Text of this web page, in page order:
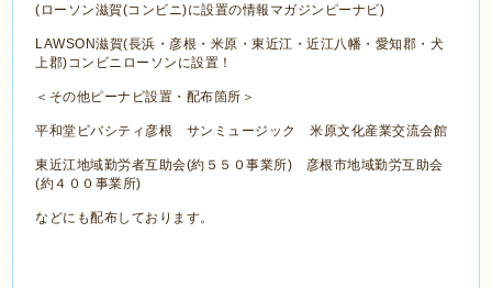
(ローソン滋賀(コンビニ)に設置の情報マガジンピーナビ)
LAWSON滋賀(長浜・彦根・米原・東近江・近江八幡・愛知郡・犬
上郡)コンビニローソンに設置！
＜その他ピーナビ設置・配布箇所＞
平和堂ビバシティ彦根 サンミュージック 米原文化産業交流会館
東近江地域勤労者互助会(約５５０事業所) 彦根市地域勤労互助会
(約４００事業所)
などにも配布しております。